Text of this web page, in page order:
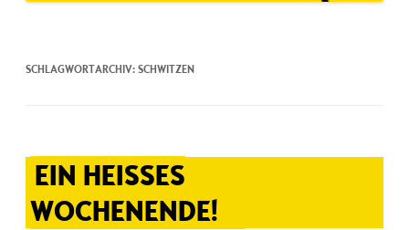
SCHLAGWORTARCHIV:SCHWITZEN
EIN HEISSES W
OCHENENDE!